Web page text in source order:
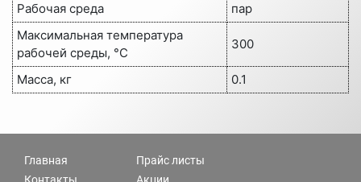
Рабочая среда
пар
Максимальная температура
рабочей среды, °C
300
Масса, кг 0.1
Главная
Прайс листы